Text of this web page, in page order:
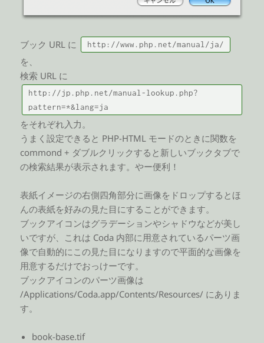
ブック URL に http://www.php.net/manual/ja/
を、
検索 URL に
http://jp.php.net/manual-lookup.php?
pattern=*&lang=ja
をそれぞれ入力。
うまく設定できると PHP-HTML モードのときに関数を
commond + ダブルクリックすると新しいブックタブで
の検索結果が表示されます。やー便利！
表紙イメージの右側四角部分に画像をドロップするとほ
んの表紙を好みの見た目にすることができます。
ブックアイコンはグラデーションやシャドウなどが美し
いですが、これは Coda 内部に用意されているパーツ画
像で自動的にこの見た目になりますので平面的な画像を
用意するだけでおっけーです。
ブックアイコンのパーツ画像は
/Applications/Coda.app/Contents/Resources/ にありま
す。
book-base.tif